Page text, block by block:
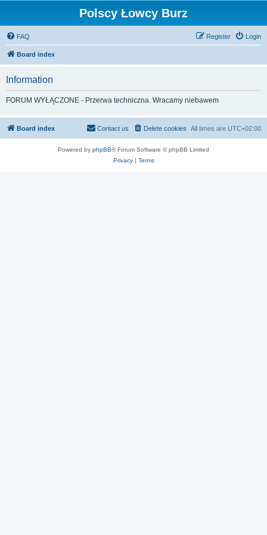
Polscy Łowcy Burz
FAQ Login
Register
Board index
Information
FORUM WYŁĄCZONE - Przerwa techniczna. Wracamy niebawem
Board index All times are UTC+02:00
Delete cookies
Contact us
Powered by phpBB® Forum Software © phpBB Limited
Privacy| Terms